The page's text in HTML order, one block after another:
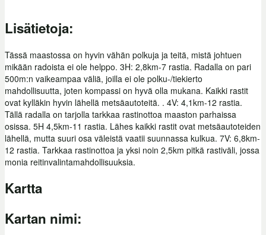
Lisätietoja:
Tässä maastossa on hyvin vähän polkuja ja teitä, mistä johtuen
mikään radoista ei ole helppo. 3H: 2,8km-7 rastia. Radalla on pari
500m:n vaikeampaa väliä, joilla ei ole polku-/tiekierto
mahdollisuutta, joten kompassi on hyvä olla mukana. Kaikki rastit
ovat kylläkin hyvin lähellä metsäautoteitä. . 4V: 4,1km-12 rastia.
Tällä radalla on tarjolla tarkkaa rastinottoa maaston parhaissa
osissa. 5H 4,5km-11 rastia. Lähes kaikki rastit ovat metsäautoteiden
lähellä, mutta suuri osa väleistä vaatii suunnassa kulkua. 7V: 6,8km-
12 rastia. Tarkkaa rastinottoa ja yksi noin 2,5km pitkä rastiväli, jossa
monia reitinvalintamahdollisuuksia.
Kartta
Kartan nimi: